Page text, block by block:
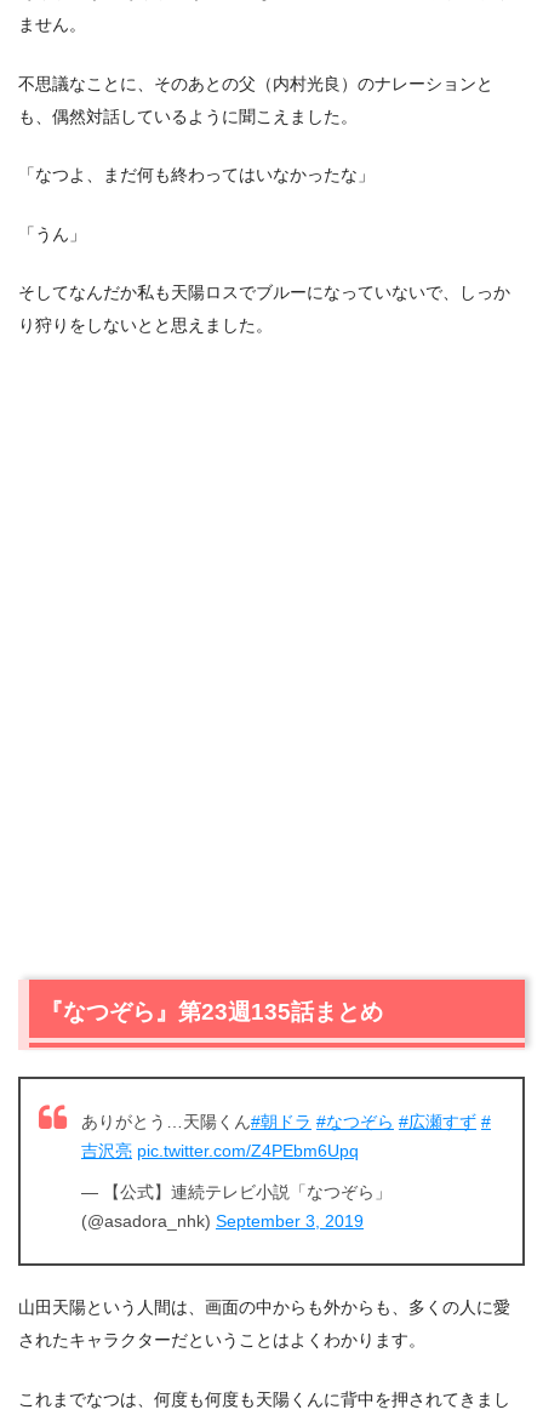
ません。
不思議なことに、そのあとの父（内村光良）のナレーションと
も、偶然対話しているように聞こえました。
「なつよ、まだ何も終わってはいなかったな」
「うん」
そしてなんだか私も天陽ロスでブルーになっていないで、しっか
り狩りをしないとと思えました。
『なつぞら』第23週135話まとめ
ありがとう…天陽くん#朝ドラ #なつぞら #広瀬すず #
吉沢亮 pic.twitter.com/Z4PEbm6Upq
— 【公式】連続テレビ小説「なつぞら」
(@asadora_nhk) September 3, 2019
山田天陽という人間は、画面の中からも外からも、多くの人に愛
されたキャラクターだということはよくわかります。
これまでなつは、何度も何度も天陽くんに背中を押されてきまし